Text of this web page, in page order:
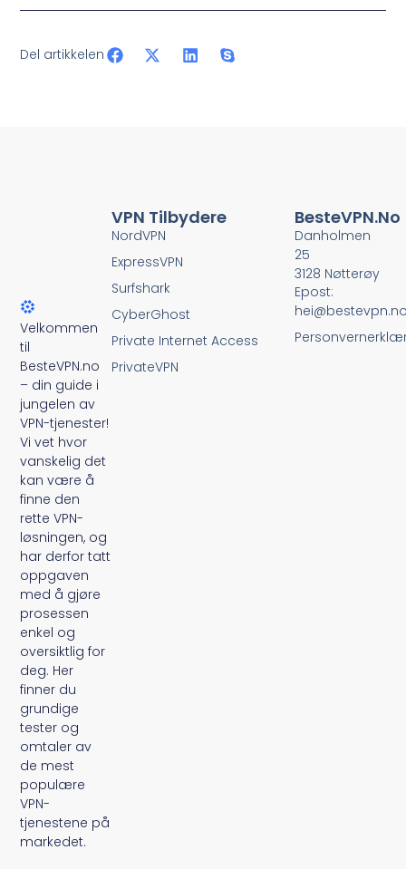
Del artikkelen
Velkommen
til
BesteVPN.no
– din guide i
jungelen av
VPN-tjenester!
Vi vet hvor
vanskelig det
kan være å
finne den
rette VPN-
løsningen, og
har derfor tatt
oppgaven
med å gjøre
prosessen
enkel og
oversiktlig for
deg. Her
finner du
grundige
tester og
omtaler av
de mest
populære
VPN-
tjenestene på
markedet.
VPN Tilbydere
NordVPN
ExpressVPN
Surfshark
CyberGhost
Private Internet Access
PrivateVPN
BesteVPN.no
Danholmen
25
3128 Nøtterøy
Epost: